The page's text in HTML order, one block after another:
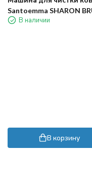
Santoemma SHARON
В наличии
В корзину